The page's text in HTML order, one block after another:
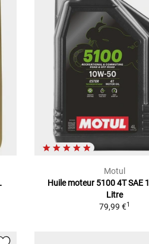
Motul
Huile moteur 5100 4T SAE
Litre
79,99 €1